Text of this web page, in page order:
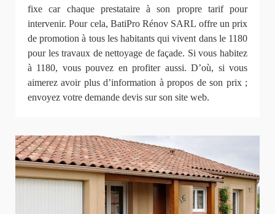
fixe car chaque prestataire à son propre tarif pour
intervenir. Pour cela, BatiPro Rénov SARL offre un prix
de promotion à tous les habitants qui vivent dans le 1180
pour les travaux de nettoyage de façade. Si vous habitez
à 1180, vous pouvez en profiter aussi. D’où, si vous
aimerez avoir plus d’information à propos de son prix ;
envoyez votre demande devis sur son site web.